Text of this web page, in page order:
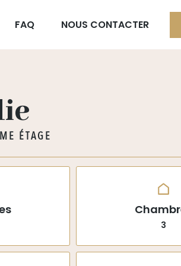
FAQ NOUS CONTACTER
ÉTAGE
3